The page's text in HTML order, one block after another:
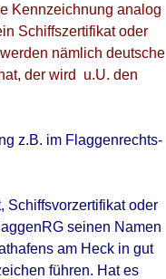
Kennzeichnung analog
Schiffszertifikat oder
nämlich deutsche
der wird u.U. den
z.B. im Flaggenrechts-
Schiffsvorzertifikat oder
seinen Namen
am Heck in gut
führen. Hat es